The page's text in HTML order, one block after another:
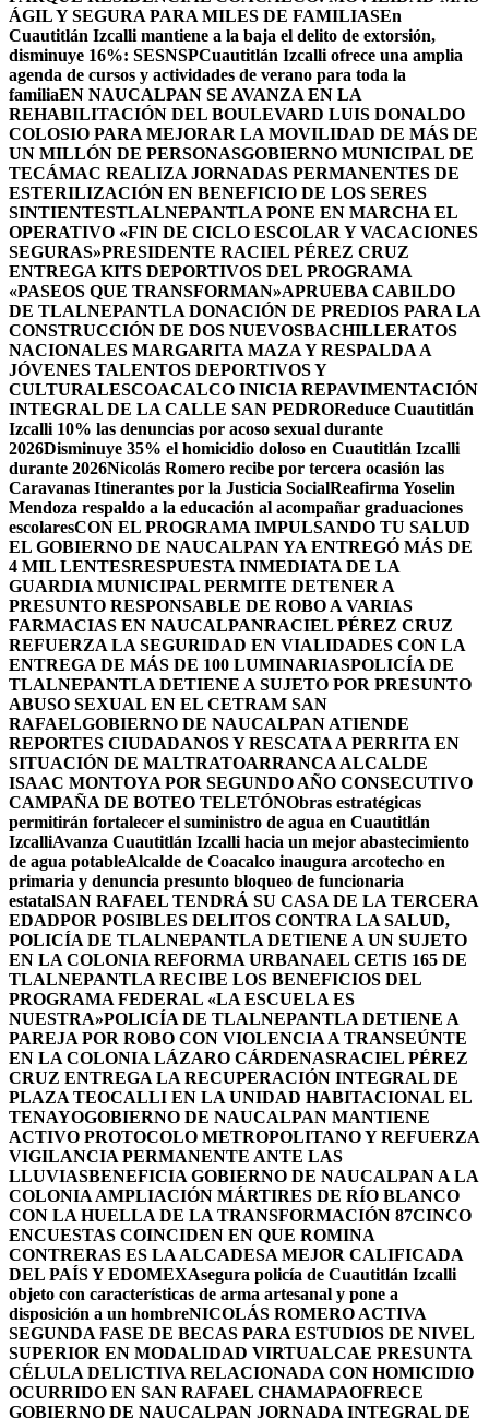
ÁGIL Y SEGURA PARA MILES DE FAMILIASEn
Cuautitlán Izcalli mantiene a la baja el delito de extorsión,
disminuye 16%: SESNSPCuautitlán Izcalli ofrece una amplia
agenda de cursos y actividades de verano para toda la
familiaEN NAUCALPAN SE AVANZA EN LA
REHABILITACIÓN DEL BOULEVARD LUIS DONALDO
COLOSIO PARA MEJORAR LA MOVILIDAD DE MÁS DE
UN MILLÓN DE PERSONASGOBIERNO MUNICIPAL DE
TECÁMAC REALIZA JORNADAS PERMANENTES DE
ESTERILIZACIÓN EN BENEFICIO DE LOS SERES
SINTIENTESTLALNEPANTLA PONE EN MARCHA EL
OPERATIVO «FIN DE CICLO ESCOLAR Y VACACIONES
SEGURAS»PRESIDENTE RACIEL PÉREZ CRUZ
ENTREGA KITS DEPORTIVOS DEL PROGRAMA
«PASEOS QUE TRANSFORMAN»APRUEBA CABILDO
DE TLALNEPANTLA DONACIÓN DE PREDIOS PARA LA
CONSTRUCCIÓN DE DOS NUEVOSBACHILLERATOS
NACIONALES MARGARITA MAZA Y RESPALDA A
JÓVENES TALENTOS DEPORTIVOS Y
CULTURALESCOACALCO INICIA REPAVIMENTACIÓN
INTEGRAL DE LA CALLE SAN PEDROReduce Cuautitlán
Izcalli 10% las denuncias por acoso sexual durante
2026Disminuye 35% el homicidio doloso en Cuautitlán Izcalli
durante 2026Nicolás Romero recibe por tercera ocasión las
Caravanas Itinerantes por la Justicia SocialReafirma Yoselin
Mendoza respaldo a la educación al acompañar graduaciones
escolaresCON EL PROGRAMA IMPULSANDO TU SALUD
EL GOBIERNO DE NAUCALPAN YA ENTREGÓ MÁS DE
4 MIL LENTESRESPUESTA INMEDIATA DE LA
GUARDIA MUNICIPAL PERMITE DETENER A
PRESUNTO RESPONSABLE DE ROBO A VARIAS
FARMACIAS EN NAUCALPANRACIEL PÉREZ CRUZ
REFUERZA LA SEGURIDAD EN VIALIDADES CON LA
ENTREGA DE MÁS DE 100 LUMINARIASPOLICÍA DE
TLALNEPANTLA DETIENE A SUJETO POR PRESUNTO
ABUSO SEXUAL EN EL CETRAM SAN
RAFAELGOBIERNO DE NAUCALPAN ATIENDE
REPORTES CIUDADANOS Y RESCATA A PERRITA EN
SITUACIÓN DE MALTRATOARRANCA ALCALDE
ISAAC MONTOYA POR SEGUNDO AÑO CONSECUTIVO
CAMPAÑA DE BOTEO TELETÓNObras estratégicas
permitirán fortalecer el suministro de agua en Cuautitlán
IzcalliAvanza Cuautitlán Izcalli hacia un mejor abastecimiento
de agua potableAlcalde de Coacalco inaugura arcotecho en
primaria y denuncia presunto bloqueo de funcionaria
estatalSAN RAFAEL TENDRÁ SU CASA DE LA TERCERA
EDADPOR POSIBLES DELITOS CONTRA LA SALUD,
POLICÍA DE TLALNEPANTLA DETIENE A UN SUJETO
EN LA COLONIA REFORMA URBANAEL CETIS 165 DE
TLALNEPANTLA RECIBE LOS BENEFICIOS DEL
PROGRAMA FEDERAL «LA ESCUELA ES
NUESTRA»POLICÍA DE TLALNEPANTLA DETIENE A
PAREJA POR ROBO CON VIOLENCIA A TRANSEÚNTE
EN LA COLONIA LÁZARO CÁRDENASRACIEL PÉREZ
CRUZ ENTREGA LA RECUPERACIÓN INTEGRAL DE
PLAZA TEOCALLI EN LA UNIDAD HABITACIONAL EL
TENAYOGOBIERNO DE NAUCALPAN MANTIENE
ACTIVO PROTOCOLO METROPOLITANO Y REFUERZA
VIGILANCIA PERMANENTE ANTE LAS
LLUVIASBENEFICIA GOBIERNO DE NAUCALPAN A LA
COLONIA AMPLIACIÓN MÁRTIRES DE RÍO BLANCO
CON LA HUELLA DE LA TRANSFORMACIÓN 87CINCO
ENCUESTAS COINCIDEN EN QUE ROMINA
CONTRERAS ES LA ALCADESA MEJOR CALIFICADA
DEL PAÍS Y EDOMEXAsegura policía de Cuautitlán Izcalli
objeto con características de arma artesanal y pone a
disposición a un hombreNICOLÁS ROMERO ACTIVA
SEGUNDA FASE DE BECAS PARA ESTUDIOS DE NIVEL
SUPERIOR EN MODALIDAD VIRTUALCAE PRESUNTA
CÉLULA DELICTIVA RELACIONADA CON HOMICIDIO
OCURRIDO EN SAN RAFAEL CHAMAPAOFRECE
GOBIERNO DE NAUCALPAN JORNADA INTEGRAL DE